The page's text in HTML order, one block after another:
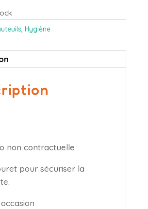
, Hygiène
non contractuelle
pour sécuriser la